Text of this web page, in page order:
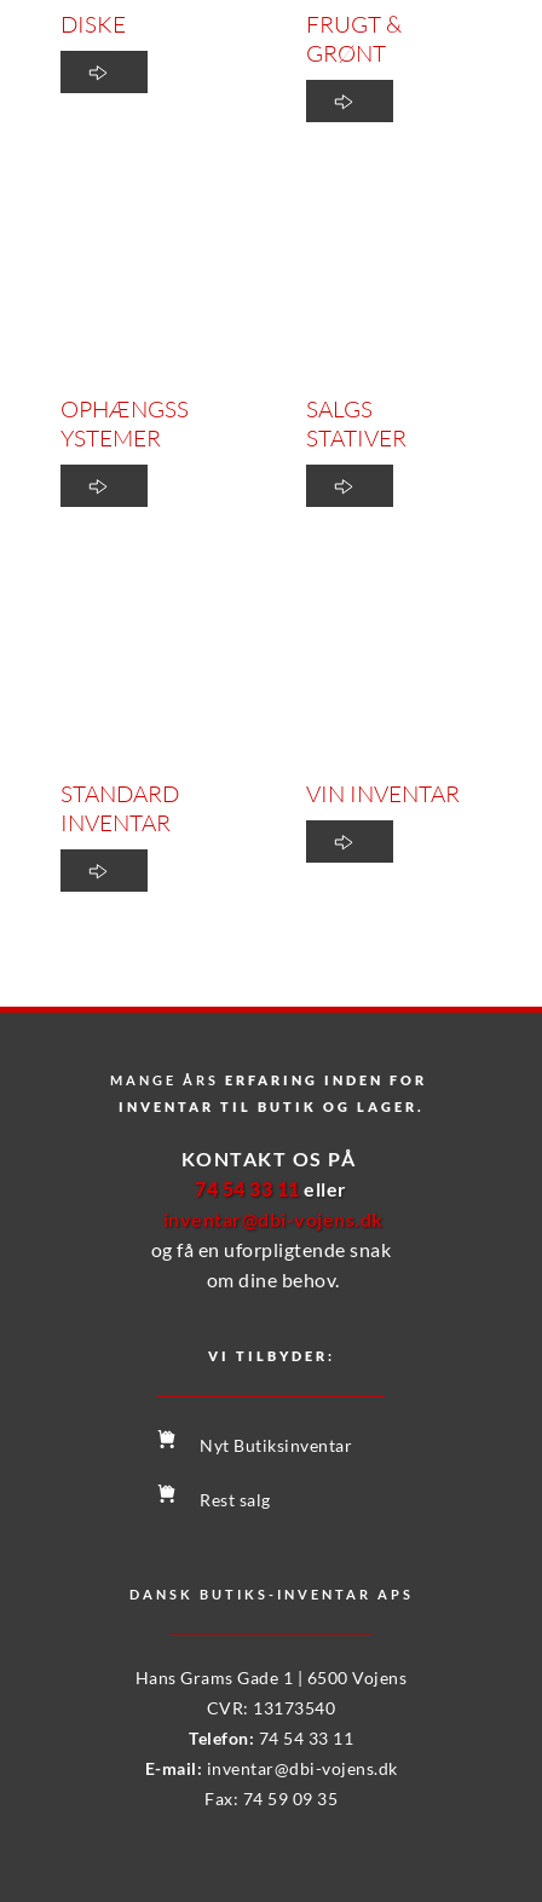
DISKE
FRUGT &
GRØNT
OPHÆNGSS
YSTEMER
SALGS
STATIVER
STANDARD
INVENTAR
VIN INVENTAR
DANSK BUTIKS-INVENTAR APS
Hans Grams Gade 1 | 6500 Vojens
CVR: 13173540
Telefon: 74 54 33 11
E-mail: inventar@dbi-vojens.dk
Fax: 74 59 09 35
VI TILBYDER:
Nyt Butiksinventar
Rest salg
MANGE ÅRS
ERFARING INDEN FOR
INVENTAR TIL BUTIK OG LAGER.
KONTAKT OS PÅ
74 54 33 11 eller
inventar@dbi-vojens.dk
og få en uforpligtende snak
om dine behov.